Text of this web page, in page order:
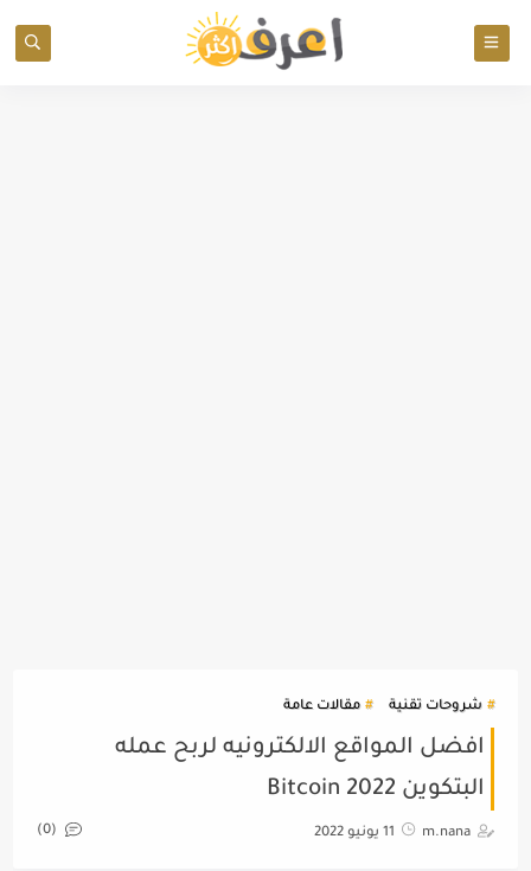
شروحات تقنية مقالات عامة
افضل المواقع الالكترونيه لربح عمله
البتكوين Bitcoin 2022
m.nana 11 يونيو 2022 (0)